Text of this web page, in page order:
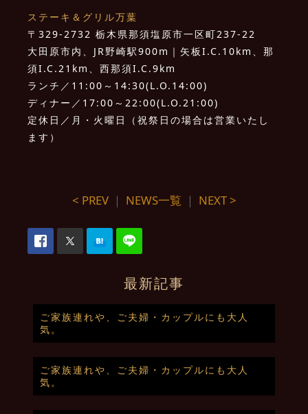
ステーキ＆グリル万葉
〒329-2732 栃木県那須塩原市一区町237-22
大田原市内、JR野崎駅900m｜矢板I.C.10km、那
須I.C.21km、西那須I.C.9km
ランチ／11:00～14:30(L.O.14:00)
ディナー／17:00～22:00(L.O.21:00)
定休日／月・火曜日（祝祭日の場合は営業いたし
ます）
< PREV｜ NEWS一覧 ｜ NEXT >
最新記事
ご家族連れや、ご夫婦・カップルにも大人
気。
ご家族連れや、ご夫婦・カップルにも大人
気。